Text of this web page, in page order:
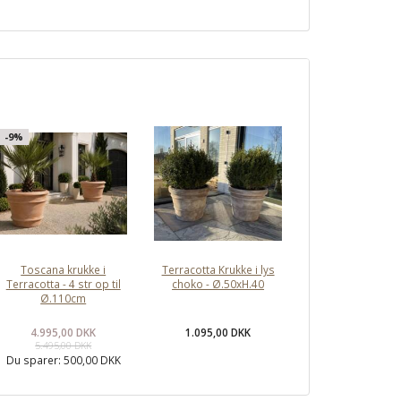
-9%
Toscana krukke i
Terracotta - 4 str op til
Ø.110cm
4.995,00 DKK
5.495,00 DKK
Du sparer: 500,00 DKK
Terracotta Krukke i lys
choko - Ø.50xH.40
1.095,00 DKK